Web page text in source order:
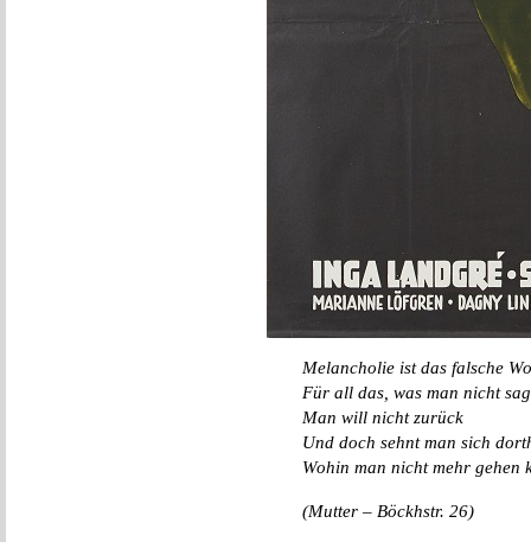
Melancholie ist das falsche
Für all das, was man nicht
Man will nicht zurück
Und doch sehnt man sich
Wohin man nicht mehr gehen
(Mutter – Böckhstr. 26)